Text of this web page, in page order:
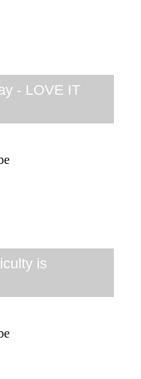
- LOVE IT
is